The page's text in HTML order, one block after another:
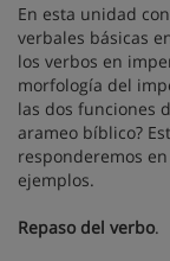
En esta unidad
verbales básicas
los verbos en
morfología del
las dos funciones
arameo bíblico?
responderemos
ejemplos.
Repaso del verbo.